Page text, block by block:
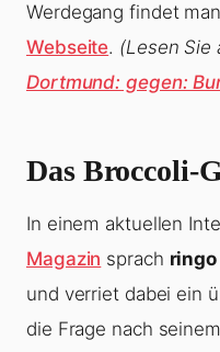
Werdegang findet
Webseite. (Lesen Sie
Dortmund: gegen:
Das Broccoli-
In einem aktuellen
Magazin sprach
und verriet dabei ein
die Frage nach